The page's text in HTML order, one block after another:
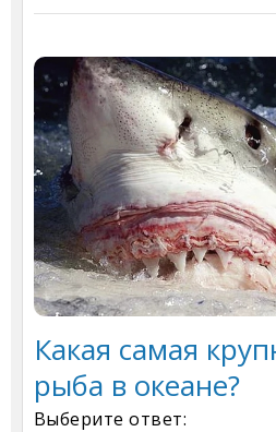
Какая самая
рыба в океане?
Выберите ответ: